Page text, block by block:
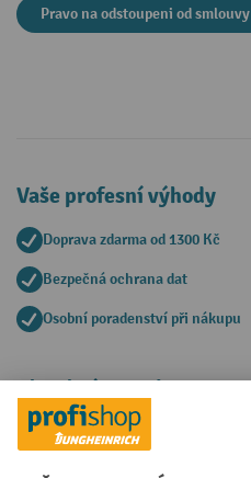
Pravo na odstoupeni od smlouvy
Vaše profesní výhody
Doprava zdarma od 1300 Kč
Bezpečná ochrana dat
Osobní poradenství při nákupu
Platební metody
Faktura